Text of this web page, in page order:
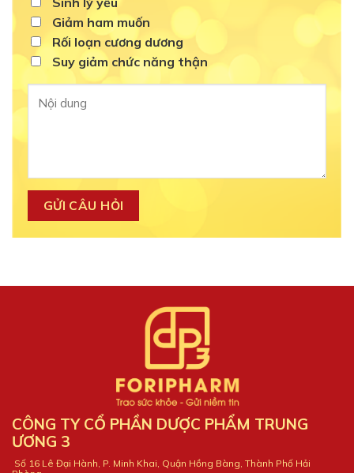
Giảm ham muốn
Rối loạn cương dương
Suy giảm chức năng thận
CÔNG TY CỔ PHẦN DƯỢC PHẨM TRUNG
ƯƠNG 3
Số 16 Lê Đại Hành, P. Minh Khai, Quận Hồng Bàng, Thành Phố Hải